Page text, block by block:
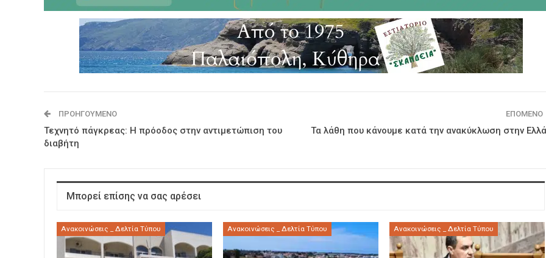
ΠΡΟΗΓΟΎΜΕΝΟ
Τεχνητό πάγκρεας: Η πρόοδος στην αντιμετώπιση του
διαβήτη
ΕΠΌΜΕΝΟ
Τα λάθη που κάνουμε κατά την ανακύκλωση στην
Μπορεί επίσης να σας αρέσει
Ανακοινώσεις _ Δελτία Τύπου Ανακοινώσεις _ Δελτία Τύπου Ανακοινώσεις _ Δελτία Τύπου